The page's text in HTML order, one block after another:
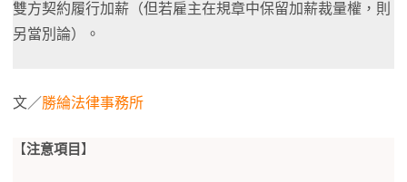
雙方契約履行加薪（但若雇主在規章中保留加薪裁量權，則
另當別論）。
文／勝綸法律事務所
【注意項目 】